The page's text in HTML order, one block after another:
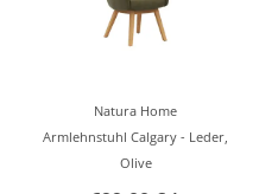
Natura Home
Armlehnstuhl Calgary - Leder,
Olive